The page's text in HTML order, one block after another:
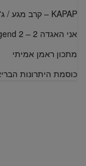
KAPAP – קרב מגע / ג'יו ג'יטסו ישראלי
אני האגדה 2 – I AM legend 2
מתכון ראמן אמיתי
כוסמת היתרונות